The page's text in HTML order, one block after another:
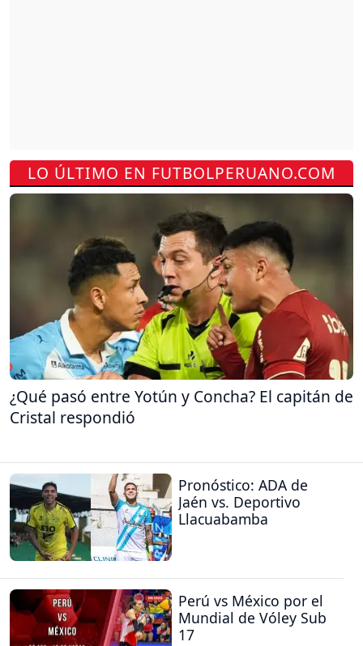
LO ÚLTIMO EN FUTBOLPERUANO.COM
¿Qué pasó entre Yotún y Concha? El capitán de
Cristal respondió
Pronóstico: ADA de
Jaén vs. Deportivo
Llacuabamba
Perú vs México por el
Mundial de Vóley Sub
17